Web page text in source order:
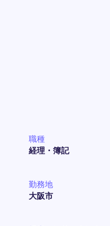
職種
経理・簿記
勤務地
大阪市